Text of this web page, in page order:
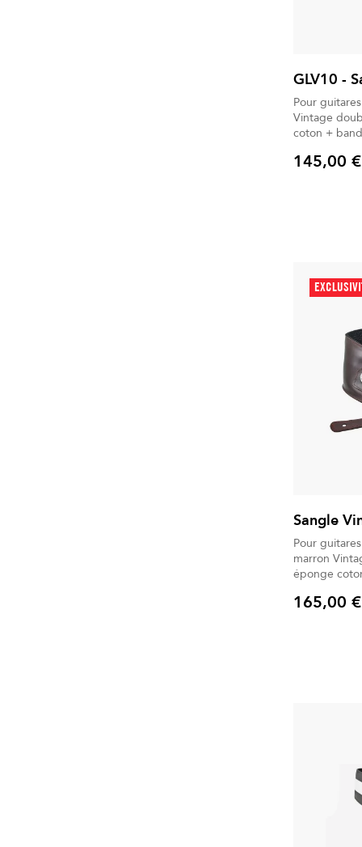
GLV10 -
Pour
Vintage
coton +
Prix
145,00 €
Sangle
Pour
marron
éponge
Prix
165,00 €